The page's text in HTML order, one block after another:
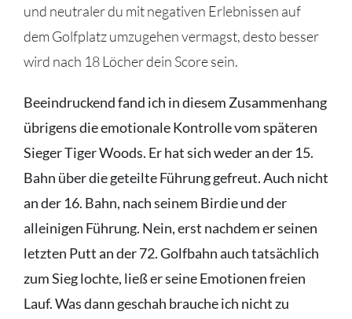
und neutraler du mit negativen Erlebnissen auf
dem Golfplatz umzugehen vermagst, desto besser
wird nach 18 Löcher dein Score sein.
Beeindruckend fand ich in diesem Zusammenhang
übrigens die emotionale Kontrolle vom späteren
Sieger Tiger Woods. Er hat sich weder an der 15.
Bahn über die geteilte Führung gefreut. Auch nicht
an der 16. Bahn, nach seinem Birdie und der
alleinigen Führung. Nein, erst nachdem er seinen
letzten Putt an der 72. Golfbahn auch tatsächlich
zum Sieg lochte, ließ er seine Emotionen freien
Lauf. Was dann geschah brauche ich nicht zu